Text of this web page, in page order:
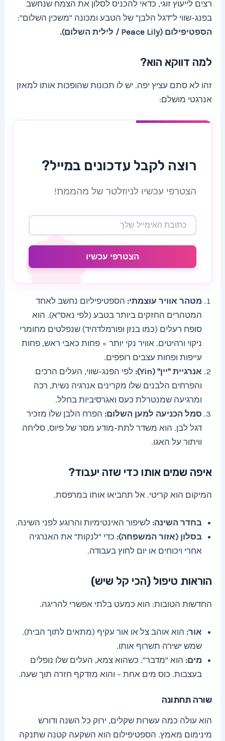
רצים לייעוץ זוגי, כדאי להכניס לסלון את הצמח שנחשב
בפנג-שווי ל"דגל הלבן" של הטבע ומכונה "משכין השלום":
הספטיפילום (Peace Lily / לילית השלום).
למה דווקא הוא?
זהו לא סתם עציץ יפה. יש לו תכונות שהופכות אותו למאזן
אנרגטי מושלם:
רוצה לקבל עדכונים במייל?
הצטרפי עכשיו לניוזלטר של מהממת!
הצטרפי עכשיו
מטהר אוויר עוצמתי: הספטיפיליום נחשב לאחד
המטהרים החזקים ביותר בטבע (לפי נאס"א). הוא
סופח רעלים (כמו בנזן ופורמלדהיד) שנפלטים מחומרי
ניקוי ורהיטים. אוויר נקי יותר = פחות כאבי ראש, פחות
עייפות ופחות עצבים רופפים.
אנרגיית "יין" (Yin):
לפי הפנג-שווי, העלים הרכים
והפרחים הלבנים שלו מקרינים אנרגיה נשית, רכה
ומרגיעה שמנטרלת כעס ואגרסיביות בחלל.
סמל הכניעה למען השלום: הפרח הלבן שלו מזכיר
דגל לבן. הוא משדר לתת-מודע מסר של פיוס, סליחה
וויתור על האגו.
איפה שמים אותו כדי שזה יעבוד?
המיקום הוא קריטי. אל תחביאו אותו במרפסת.
בחדר השינה: לשיפור האינטימיות והרוגע לפני השינה.
בסלון (אזור המשפחה): כדי "לנקות" את האנרגיה
אחרי ויכוחים או יום לחוץ בעבודה.
הוראות טיפול (הכי קל שיש)
החדשות הטובות: הוא כמעט בלתי אפשרי להריגה.
אור: הוא אוהב צל או אור עקיף (מתאים לתוך הבית).
שמש ישירה תשרוף אותו.
מים: הוא "מדבר". כשהוא צמא, העלים שלו נופלים
בעצבות. כוס מים אחת – והוא מזדקף חזרה תוך שעה.
שורה תחתונה
הוא עולה כמה עשרות שקלים, ירוק כל השנה ודורש
מינימום מאמץ. הספטיפילום הוא השקעה קטנה שתנקה